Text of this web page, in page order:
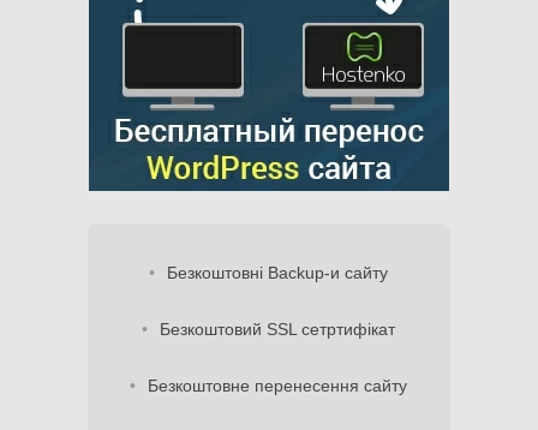
Безкоштовні Backup-и сайту
Безкоштовий SSL сетртифікат
Безкоштовне перенесення сайту